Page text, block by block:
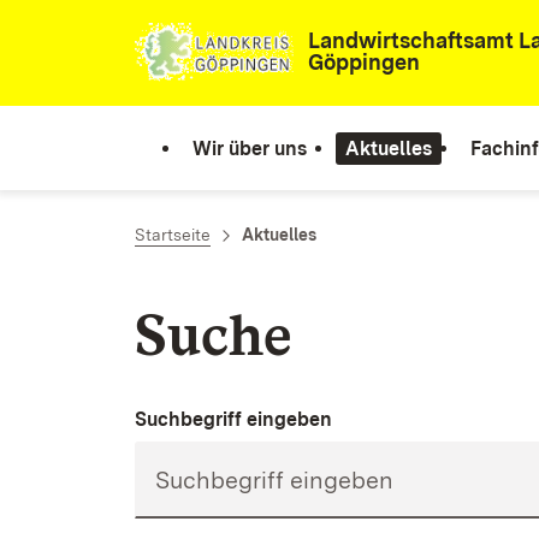
Zum Inhalt springen
Landwirtschaftsamt
Göppingen
Wir über uns Aktuelles
Startseite Aktuelles
Suche
Suchbegriff eingeben